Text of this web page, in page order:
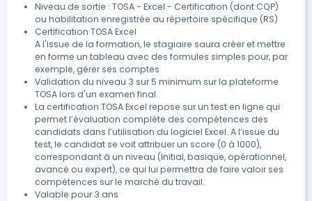
Niveau de sortie : TOSA - Excel - Certification (dont CQP)
ou habilitation enregistrée au répertoire spécifique (RS)
Certification TOSA Excel
A l'issue de la formation, le stagiaire saura créer et mettre
en forme un tableau avec des formules simples pour, par
exemple, gérer ses comptes
Validation du niveau 3 sur 5 minimum sur la plateforme
TOSA lors d'un examen final.
La certification TOSA Excel repose sur un test en ligne qui
permet l’évaluation complète des compétences des
candidats dans l’utilisation du logiciel Excel. A l’issue du
test, le candidat se voit attribuer un score (0 à 1000),
correspondant à un niveau (Initial, basique, opérationnel,
avancé ou expert), ce qui lui permettra de faire valoir ses
compétences sur le marché du travail.
Valable pour 3 ans